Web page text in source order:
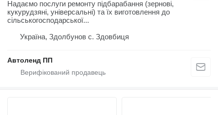
Надаємо послуги ремонту підбарабання (зернові,
кукурудзяні, універсальні) та їх виготовлення до
сільськогосподарської...
Україна, Здолбунов с. Здовбиця
Автоленд ПП